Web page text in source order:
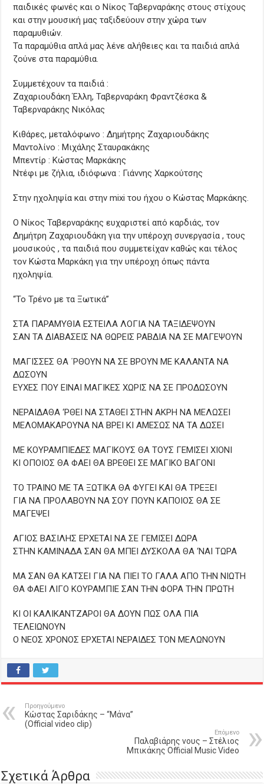
παιδικές φωνές και ο Νίκος Ταβερναράκης στους στίχους
και στην μουσική μας ταξιδεύουν στην χώρα των
παραμυθιών.
Τα παραμύθια απλά μας λένε αλήθειες και τα παιδιά απλά
ζούνε στα παραμύθια.
Συμμετέχουν τα παιδιά :
Ζαχαριουδάκη Έλλη, Ταβερναράκη Φραντζέσκα &
Ταβερναράκης Νικόλας
Κιθάρες, μεταλόφωνο : Δημήτρης Ζαχαριουδάκης
Μαντολίνο : Μιχάλης Σταυρακάκης
Μπεντίρ : Κώστας Μαρκάκης
Ντέφι με ζήλια, ιδιόφωνα : Γιάννης Χαρκούτσης
Στην ηχοληψία και στην mixi του ήχου ο Κώστας Μαρκάκης.
Ο Νίκος Ταβερναράκης ευχαριστεί από καρδιάς, τον
Δημήτρη Ζαχαριουδάκη για την υπέροχη συνεργασία , τους
μουσικούς , τα παιδιά που συμμετείχαν καθώς και τέλος
τον Κώστα Μαρκάκη για την υπέροχη όπως πάντα
ηχοληψία.
“Το Τρένο με τα Ξωτικά”
ΣΤΑ ΠΑΡΑΜΥΘΙΑ ΕΣΤΕΙΛΑ ΛΟΓΙΑ ΝΑ ΤΑΞΙΔΕΨΟΥΝ
ΣΑΝ ΤΑ ΔΙΑΒΑΣΕΙΣ ΝΑ ΘΩΡΕΙΣ ΡΑΒΔΙΑ ΝΑ ΣΕ ΜΑΓΕΨΟΥΝ
ΜΑΓΙΣΣΕΣ ΘΑ ΄ΡΘΟΥΝ ΝΑ ΣΕ ΒΡΟΥΝ ΜΕ ΚΑΛΑΝΤΑ ΝΑ
ΔΩΣΟΥΝ
ΕΥΧΕΣ ΠΟΥ ΕΙΝΑΙ ΜΑΓΙΚΕΣ ΧΩΡΙΣ ΝΑ ΣΕ ΠΡΟΔΩΣΟΥΝ
ΝΕΡΑΙΔΑΘΑ ‘ΡΘΕΙ ΝΑ ΣΤΑΘΕΙ ΣΤΗΝ ΑΚΡΗ ΝΑ ΜΕΛΩΣΕΙ
ΜΕΛΟΜΑΚΑΡΟΥΝΑ ΝΑ ΒΡΕΙ ΚΙ ΑΜΕΣΩΣ ΝΑ ΤΑ ΔΩΣΕΙ
ΜΕ ΚΟΥΡΑΜΠΙΕΔΕΣ ΜΑΓΙΚΟΥΣ ΘΑ ΤΟΥΣ ΓΕΜΙΣΕΙ ΧΙΟΝΙ
ΚΙ ΟΠΟΙΟΣ ΘΑ ΦΑΕΙ ΘΑ ΒΡΕΘΕΙ ΣΕ ΜΑΓΙΚΟ ΒΑΓΟΝΙ
ΤΟ ΤΡΑΙΝΟ ΜΕ ΤΑ ΞΩΤΙΚΑ ΘΑ ΦΥΓΕΙ ΚΑΙ ΘΑ ΤΡΕΞΕΙ
ΓΙΑ ΝΑ ΠΡΟΛΑΒΟΥΝ ΝΑ ΣΟΥ ΠΟΥΝ ΚΑΠΟΙΟΣ ΘΑ ΣΕ
ΜΑΓΕΨΕΙ
ΑΓΙΟΣ ΒΑΣΙΛΗΣ ΕΡΧΕΤΑΙ ΝΑ ΣΕ ΓΕΜΙΣΕΙ ΔΩΡΑ
ΣΤΗΝ ΚΑΜΙΝΑΔΑ ΣΑΝ ΘΑ ΜΠΕΙ ΔΥΣΚΟΛΑ ΘΑ ‘ΝΑΙ ΤΩΡΑ
ΜΑ ΣΑΝ ΘΑ ΚΑΤΣΕΙ ΓΙΑ ΝΑ ΠΙΕΙ ΤΟ ΓΑΛΑ ΑΠΟ ΤΗΝ ΝΙΩΤΗ
ΘΑ ΦΑΕΙ ΛΙΓΟ ΚΟΥΡΑΜΠΙΕ ΣΑΝ ΤΗΝ ΦΟΡΑ ΤΗΝ ΠΡΩΤΗ
ΚΙ ΟΙ ΚΑΛΙΚΑΝΤΖΑΡΟΙ ΘΑ ΔΟΥΝ ΠΩΣ ΟΛΑ ΠΙΑ
ΤΕΛΕΙΩΝΟΥΝ
Ο ΝΕΟΣ ΧΡΟΝΟΣ ΕΡΧΕΤΑΙ ΝΕΡΑΙΔΕΣ ΤΟΝ ΜΕΛΩΝΟΥΝ
Προηγούμενο
Κώστας Σαριδάκης – “Μάνα”
(Official video clip)
Επόμενο
Παλαβιάρης νους – Στέλιος
Μπικάκης Official Music Video
Σχετικά Άρθρα